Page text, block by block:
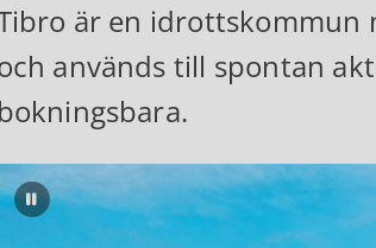
är en idrottskommun
används till spontan
bokningsbara.
Pausa bildspel